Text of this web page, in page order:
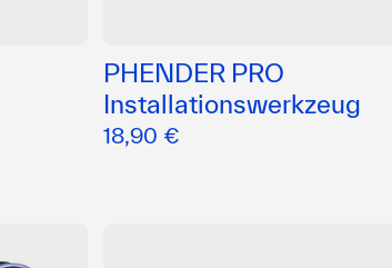
PHENDER PRO
Installationswerkzeug
18,90 €